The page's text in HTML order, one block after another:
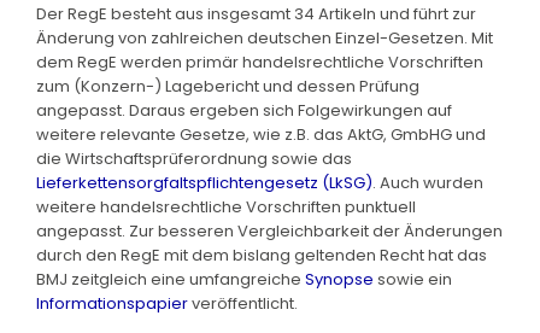
Der RegE besteht aus insgesamt 34 Artikeln und führt zur
Änderung von zahlreichen deutschen Einzel-Gesetzen. Mit
dem RegE werden primär handelsrechtliche Vorschriften
zum (Konzern-) Lagebericht und dessen Prüfung
angepasst. Daraus ergeben sich Folgewirkungen auf
weitere relevante Gesetze, wie z.B. das AktG, GmbHG und
die Wirtschaftsprüferordnung sowie das
Lieferkettensorgfaltspflichtengesetz (LkSG). Auch wurden
weitere handelsrechtliche Vorschriften punktuell
angepasst. Zur besseren Vergleichbarkeit der Änderungen
durch den RegE mit dem bislang geltenden Recht hat das
BMJ zeitgleich eine umfangreiche Synopse sowie ein
Informationspapierveröffentlicht.